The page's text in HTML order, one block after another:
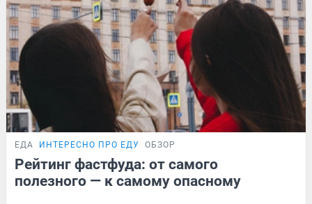
ЕДА ИНТЕРЕСНО ПРО ЕДУ ОБЗОР
Рейтинг фастфуда: от самого
полезного — к самому опасному